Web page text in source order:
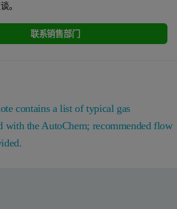
。
联系销售部门
contains a list of typical gas
with the AutoChem; recommended flow
contains a list of typical gas